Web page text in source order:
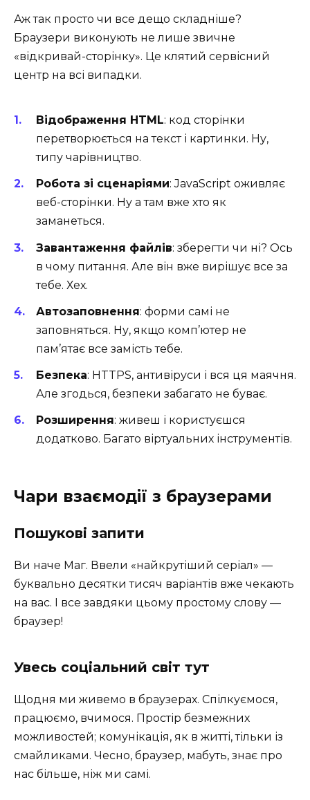
Аж так просто чи все дещо складніше?
Браузери виконують не лише звичне
«відкривай-сторінку». Це клятий сервісний
центр на всі випадки.
Відображення HTML: код сторінки
перетворюється на текст і картинки. Ну,
типу чарівництво.
Робота зі сценаріями: JavaScript оживляє
веб-сторінки. Ну а там вже хто як
заманеться.
Завантаження файлів: зберегти чи ні? Ось
в чому питання. Але він вже вирішує все за
тебе. Хех.
Автозаповнення: форми самі не
заповняться. Ну, якщо комп’ютер не
пам’ятає все замість тебе.
Безпека: HTTPS, антивіруси і вся ця маячня.
Але згодься, безпеки забагато не буває.
Розширення: живеш і користуєшся
додатково. Багато віртуальних інструментів.
Чари взаємодії з браузерами
Пошукові запити
Ви наче Маг. Ввели «найкрутіший серіал» —
буквально десятки тисяч варіантів вже чекають
на вас. І все завдяки цьому простому слову —
браузер!
Увесь соціальний світ тут
Щодня ми живемо в браузерах. Спілкуємося,
працюємо, вчимося. Простір безмежних
можливостей; комунікація, як в житті, тільки із
смайликами. Чесно, браузер, мабуть, знає про
нас більше, ніж ми самі.